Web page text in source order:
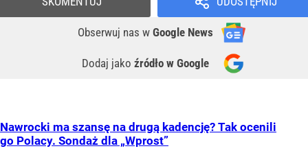
Obserwuj nas w Google News
Dodaj jako źródło w Google
Nawrocki ma szansę na drugą kadencję? Tak ocenili
go Polacy. Sondaż dla „Wprost”